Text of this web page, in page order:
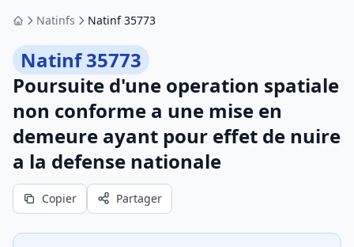
AccueilNatinfs Natinf 35773
Natinf 35773
Poursuite d'une operation spatiale
non conforme a une mise en
demeure ayant pour effet de nuire
a la defense nationale
Copier Partager